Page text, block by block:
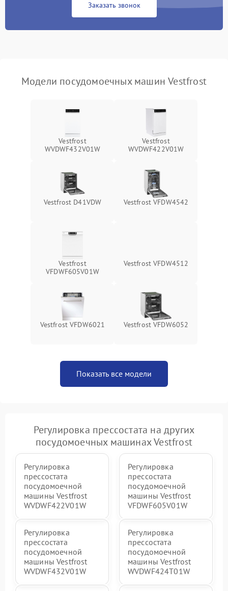
Заказать звонок
Модели посудомоечных машин Vestfrost
Vestfrost
WVDWF432V01W
Vestfrost
WVDWF422V01W
Vestfrost D41VDW Vestfrost VFDW4542
Vestfrost
VFDWF605V01W
Vestfrost VFDW4512
Vestfrost VFDW6021 Vestfrost VFDW6052
Показать все модели
Регулировка прессостата на других
посудомоечных машинах Vestfrost
Регулировка
прессостата
посудомоечной
машины Vestfrost
WVDWF422V01W
Регулировка
прессостата
посудомоечной
машины Vestfrost
VFDWF605V01W
Регулировка
прессостата
посудомоечной
машины Vestfrost
WVDWF432V01W
Регулировка
прессостата
посудомоечной
машины Vestfrost
WVDWF424T01W